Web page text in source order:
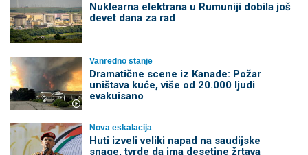
Nuklearna elektrana u Rumuniji dobila još
devet dana za rad
Vanredno stanje
Dramatične scene iz Kanade: Požar
uništava kuće, više od 20.000 ljudi
evakuisano
Nova eskalacija
Huti izveli veliki napad na saudijske
snage, tvrde da ima desetine žrtava